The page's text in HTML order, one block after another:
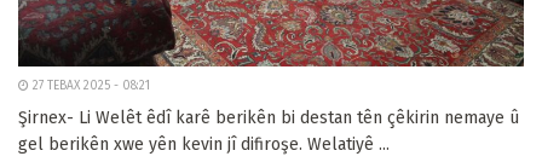
27 TEBAX 2025 - 08:21
Şirnex- Li Welêt êdî karê berikên bi destan tên çêkirin nemaye û
gel berikên xwe yên kevin jî difiroşe. Welatiyê ...